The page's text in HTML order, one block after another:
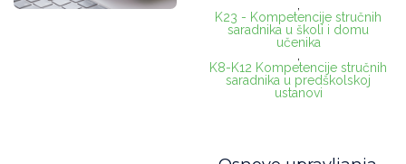
K23 - Kompetencije stručnih
saradnika u školi i domu
učenika
K8-K12 Kompetencije stručnih
saradnika u predškolskoj
ustanovi